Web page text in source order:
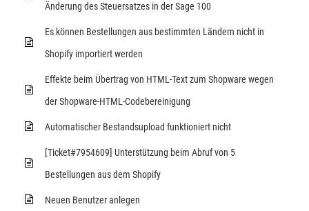
Änderung des Steuersatzes in der Sage 100
Es können Bestellungen aus bestimmten Ländern nicht in
Shopify importiert werden
Effekte beim Übertrag von HTML-Text zum Shopware wegen
der Shopware-HTML-Codebereinigung
Automatischer Bestandsupload funktioniert nicht
[Ticket#7954609] Unterstützung beim Abruf von 5
Bestellungen aus dem Shopify
Neuen Benutzer anlegen